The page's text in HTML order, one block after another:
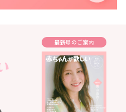
最新号のご案内